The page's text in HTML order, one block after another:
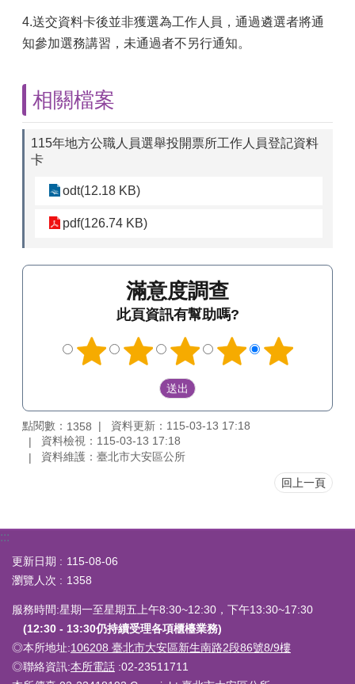
4.送交資料卡後並非獲選為工作人員，通過遴選者將通
知參加選務講習，未通過者不另行通知。
相關檔案
115年地方公職人員選舉投開票所工作人員登記資料
卡
odt(12.18 KB)
pdf(126.74 KB)
滿意度調查
此頁資訊有幫助嗎?
點閱數： 1358
資料更新：115-03-13 17:18
資料檢視：115-03-13 17:18
資料維護：臺北市大安區公所
回上一頁
:::
更新日期
115-08-06
瀏覽人次
1358
服務時間:星期一至星期五上午8:30~12:30，下午13:30~17:30
(12:30 - 13:30仍持續受理各項櫃檯業務)
◎本所地址:106208 臺北市大安區新生南路2段86號8/9樓
◎聯絡資訊:本所電話 :02-23511711